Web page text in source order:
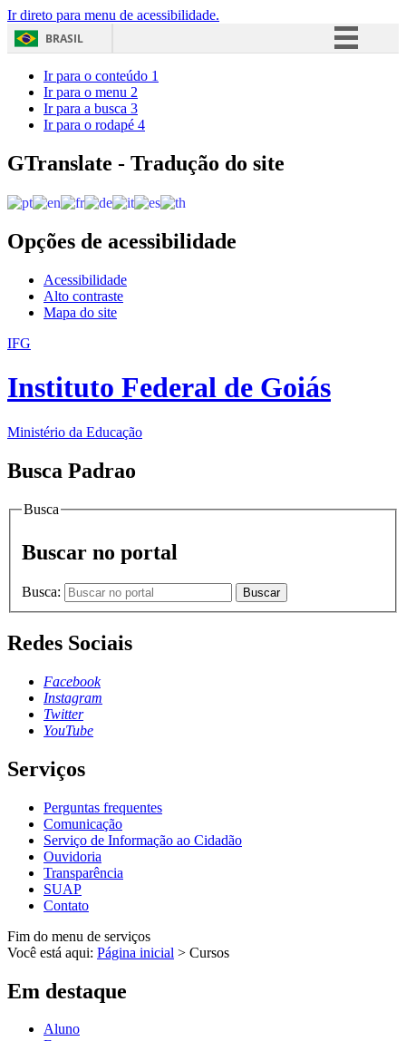
Ir direto para menu de acessibilidade.
BRASIL
Acesso à informação
Ir para o conteúdo 1
Ir para o menu 2
Ir para a busca 3
Ir para o rodapé 4
GTranslate - Tradução do site
Opções de acessibilidade
Acessibilidade
Alto contraste
Mapa do site
IFG
Instituto Federal de Goiás
Ministério da Educação
Busca Padrao
Busca
Buscar no portal
Busca: Buscar
Redes Sociais
Facebook
Instagram
Twitter
YouTube
Serviços
Perguntas frequentes
Comunicação
Serviço de Informação ao Cidadão
Ouvidoria
Transparência
SUAP
Contato
Fim do menu de serviços
Você está aqui: Página inicial > Cursos
Em destaque
Aluno